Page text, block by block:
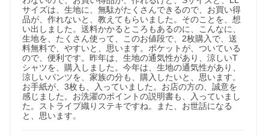
サイズは、生地に、無駄がたくさんできるので、お買い得
品が、作れないと、教えてもらいました。そのことを、想
い出しました。送料かかるところもあるのに、こんなに、
生地を、たくさん使って、このお値段で、2枚購入で、送
料無料で、やすいと、思います。ポケットが、ついている
ので、便利です。昨年は、生地の通気性があり、涼しいT
シャツを、購入しました。今年は、生地の通気性があり、
涼しいパンツを、家族の分も、購入したいと、思います。
お手紙が、3枚も、入っていました。お店の方の、誠意を
感じました。お洗濯のポイントの説明書も、入っていまし
た。ストライプ織りステキですね。また、お世話になる
と、思います。